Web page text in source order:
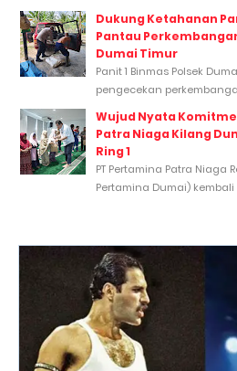
Dukung Ketahanan
Pantau
Dumai Timur
Panit 1 Binmas Polsek
pengecekan
Wujud Nyata
Patra Niaga Kilang
Ring 1
PT Pertamina Patra Niaga
Pertamina Dumai)